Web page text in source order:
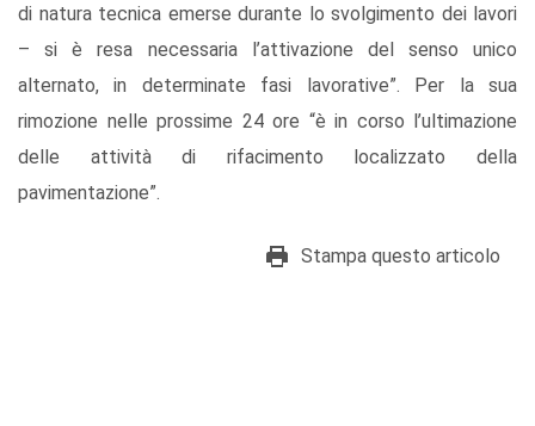
di natura tecnica emerse durante lo svolgimento dei lavori
– si è resa necessaria l’attivazione del senso unico
alternato, in determinate fasi lavorative”. Per la sua
rimozione nelle prossime 24 ore “è in corso l’ultimazione
delle attività di rifacimento localizzato della
pavimentazione”.
Stampa questo articolo